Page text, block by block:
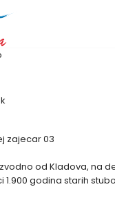
od Kladova, na
1.900 godina starih